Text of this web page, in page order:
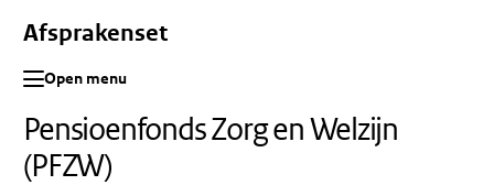
Afsprakenset
Open menu
Pensioenfonds Zorg en Welzijn
(PFZW)